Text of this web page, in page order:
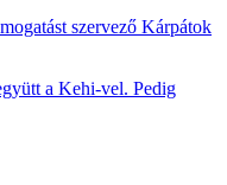
szervező Kárpátok
a Kehi-vel. Pedig